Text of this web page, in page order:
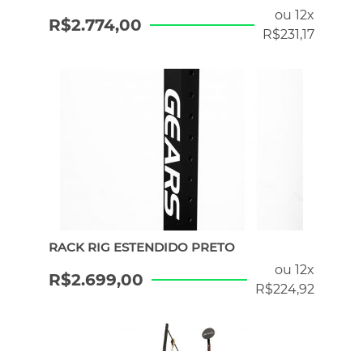
ou 12x
R$231,17
R$2.774,00
RACK RIG ESTENDIDO PRETO
ou 12x
R$224,92
R$2.699,00